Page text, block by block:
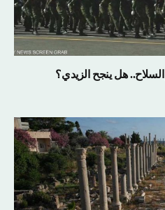
هل ينجح الزيدي؟